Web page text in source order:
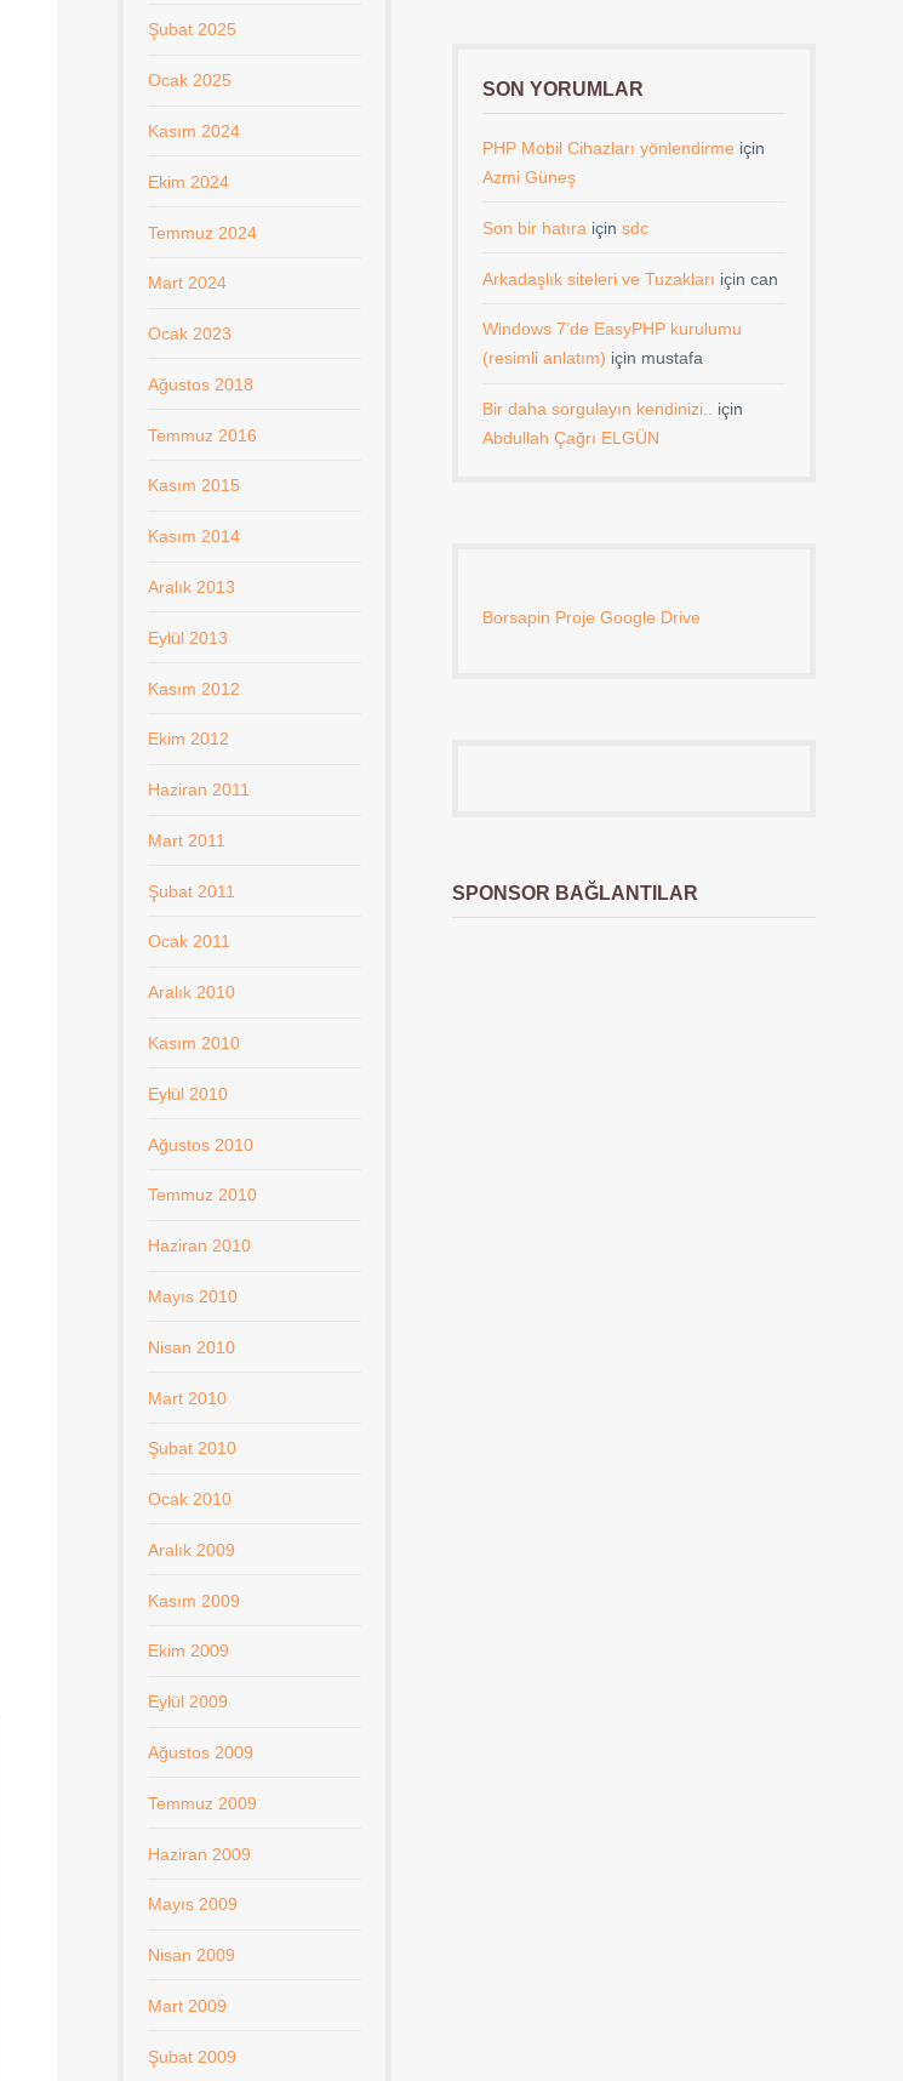
Şubat 2025
Ocak 2025
Kasım 2024
Ekim 2024
Temmuz 2024
Mart 2024
Ocak 2023
Ağustos 2018
Temmuz 2016
Kasım 2015
Kasım 2014
Aralık 2013
Eylül 2013
Kasım 2012
Ekim 2012
Haziran 2011
Mart 2011
Şubat 2011
Ocak 2011
Aralık 2010
Kasım 2010
Eylül 2010
Ağustos 2010
Temmuz 2010
Haziran 2010
Mayıs 2010
Nisan 2010
Mart 2010
Şubat 2010
Ocak 2010
Aralık 2009
Kasım 2009
Ekim 2009
Eylül 2009
Ağustos 2009
Temmuz 2009
Haziran 2009
Mayıs 2009
Nisan 2009
Mart 2009
Şubat 2009
SON YORUMLAR
PHP Mobil Cihazları yönlendirme için
Azmi Güneş
Son bir hatıra için sdc
Arkadaşlık siteleri ve Tuzakları için can
Windows 7’de EasyPHP kurulumu
(resimli anlatım) için mustafa
Bir daha sorgulayın kendinizi..
için
Abdullah Çağrı ELGÜN
Borsapin Proje Google Drive
SPONSOR BAĞLANTILAR